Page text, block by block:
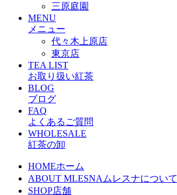
三原庭園
MENU
メニュー
代々木上原店
東京店
TEA LIST
お取り扱い紅茶
BLOG
ブログ
FAQ
よくあるご質問
WHOLESALE
紅茶の卸
HOMEホーム
ABOUT MLESNAムレスナについて
SHOP店舗